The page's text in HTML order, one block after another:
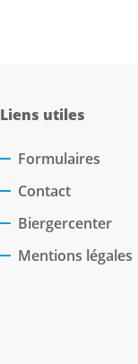
Liens utiles
Formulaires
Contact
Biergercenter
Mentions légales